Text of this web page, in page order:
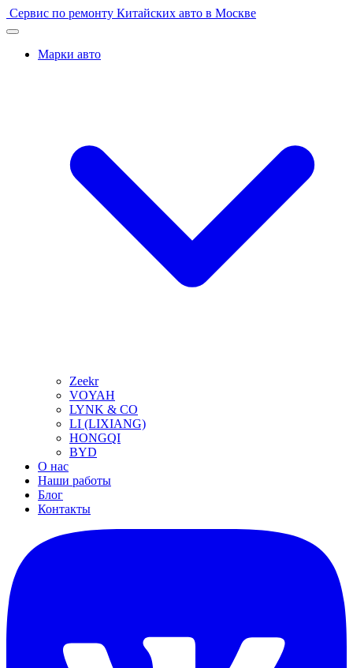
Перейти
к
Сервис по ремонту Китайских авто в Москве
Марки авто
Zeekr
VOYAH
LYNK & CO
LI (LIXIANG)
HONGQI
BYD
О нас
Наши работы
Блог
Контакты